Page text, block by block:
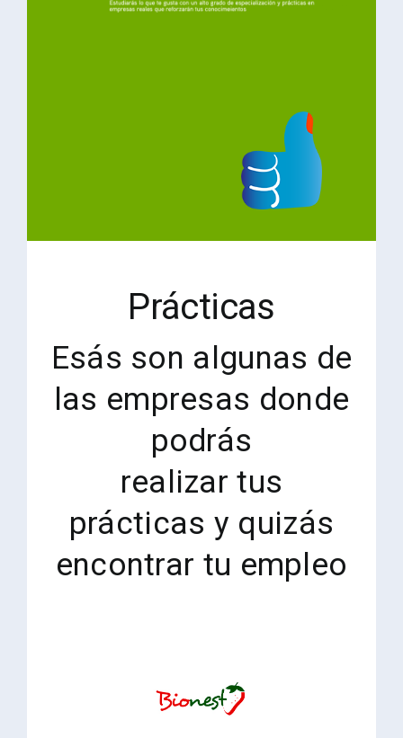
Prácticas
Esás son algunas de
las empresas donde
podrás
realizar tus
prácticas y quizás
encontrar tu empleo